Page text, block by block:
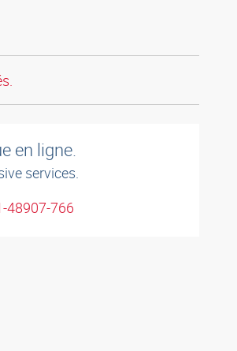
en ligne.
services.
48907-766